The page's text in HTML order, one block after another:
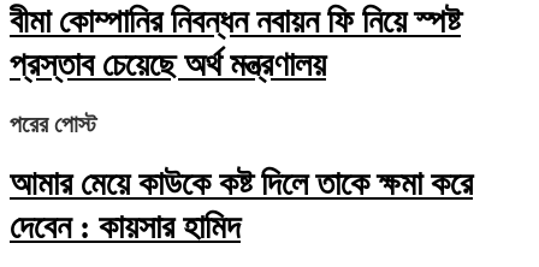
বীমা কোম্পানির নিবন্ধন নবায়ন ফি নিয়ে স্পষ্ট
প্রস্তাব চেয়েছে অর্থ মন্ত্রণালয়
পরের পোস্ট
আমার মেয়ে কাউকে কষ্ট দিলে তাকে ক্ষমা করে
দেবেন : কায়সার হামিদ